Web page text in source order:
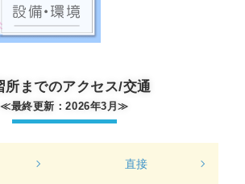
所までのアクセス/交通
≪最終更新：2026年3月≫
直接